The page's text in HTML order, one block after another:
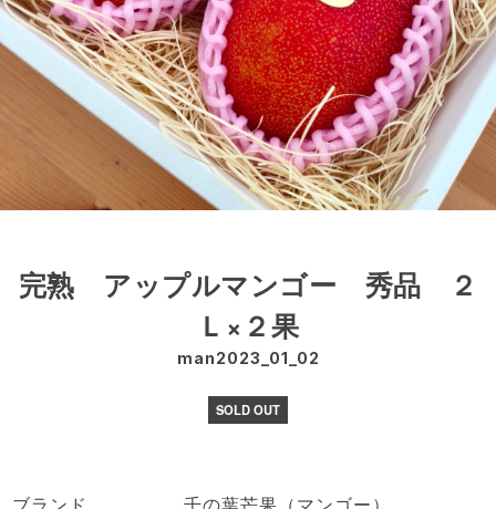
完熟 アップルマンゴー 秀品 ２
Ｌ×２果
man2023_01_02
SOLD OUT